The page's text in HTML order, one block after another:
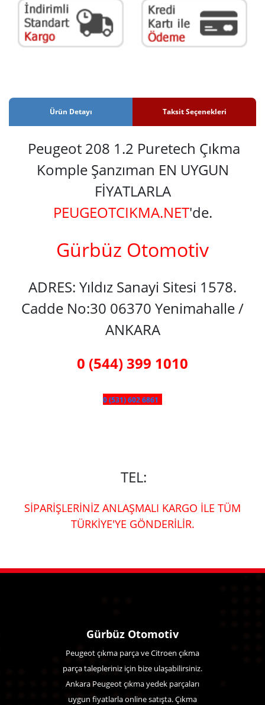
Ürün Detayı Taksit Seçenekleri
Peugeot 208 1.2 Puretech Çıkma
Komple Şanzıman EN UYGUN
FİYATLARLA
PEUGEOTCIKMA.NET'de.
Gürbüz Otomotiv
ADRES: Yıldız Sanayi Sitesi 1578.
Cadde No:30 06370 Yenimahalle /
ANKARA
0 (544) 399 1010
0 (531) 602 6861
TEL:
SİPARİŞLERİNİZ ANLAŞMALI KARGO İLE TÜM
TÜRKİYE'YE GÖNDERİLİR.
Gürbüz Otomotiv
Peugeot çıkma parça ve Citroen çıkma
parça talepleriniz için bize ulaşabilirsiniz.
Ankara Peugeot çıkma yedek parçaları
uygun fiyatlarla online satışta. Çıkma